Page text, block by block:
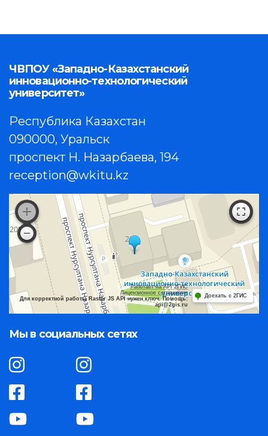
ЧВПОУ «Западно-Казахстанский
инновационно-технологический
университет»
Республика Казахстан
090000, Уральск
проспект Н. Назарбаева, 194
reception@wkitu.kz
Работает на API 2ГИС
Лицензионное соглашение
Для корректной работы Raster JS API нужен ключ. Помощь:
api@2gis.ru
Доехать с 2ГИС
Мы в социальных сетях